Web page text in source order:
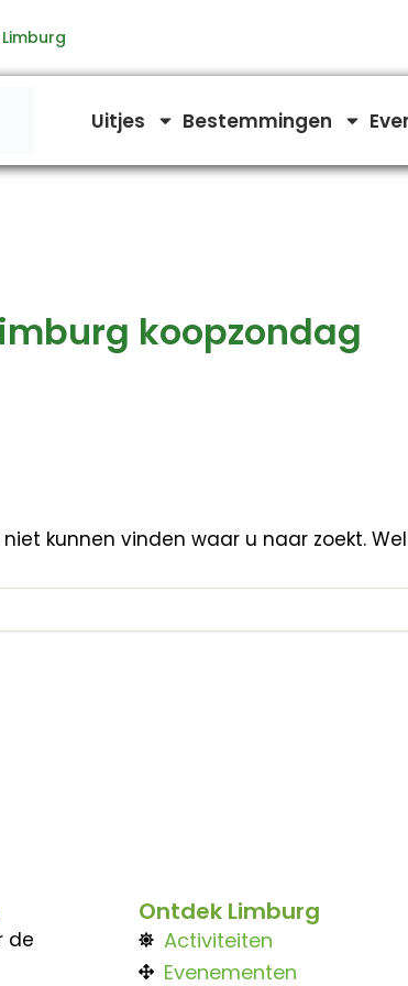
Uitjes Bestemmingen
koopzondag
kunnen vinden waar u naar zoekt.
de
Ontdek Limburg
Activiteiten
Evenementen